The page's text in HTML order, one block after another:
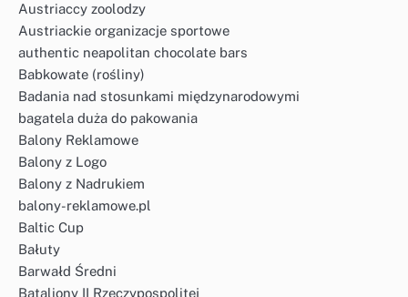
Austriaccy zoolodzy
Austriackie organizacje sportowe
authentic neapolitan chocolate bars
Babkowate (rośliny)
Badania nad stosunkami międzynarodowymi
bagatela duża do pakowania
Balony Reklamowe
Balony z Logo
Balony z Nadrukiem
balony-reklamowe.pl
Baltic Cup
Bałuty
Barwałd Średni
Bataliony II Rzeczypospolitej